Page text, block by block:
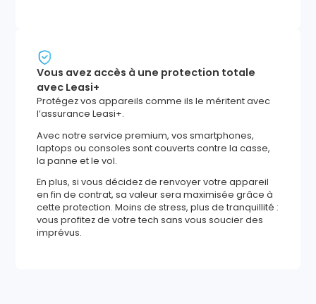
Vous avez accès à une protection totale
avec Leasi+
Protégez vos appareils comme ils le méritent avec
l’assurance Leasi+.
Avec notre service premium, vos smartphones,
laptops ou consoles sont couverts contre la casse,
la panne et le vol.
En plus, si vous décidez de renvoyer votre appareil
en fin de contrat, sa valeur sera maximisée grâce à
cette protection. Moins de stress, plus de tranquillité :
vous profitez de votre tech sans vous soucier des
imprévus.